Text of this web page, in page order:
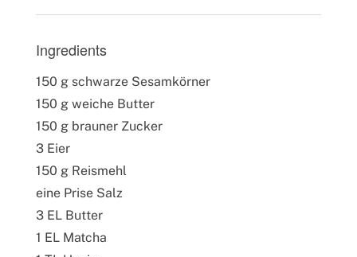
Ingredients
150 g schwarze Sesamkörner
150 g weiche Butter
150 g brauner Zucker
3 Eier
150 g Reismehl
eine Prise Salz
3 EL Butter
1 EL Matcha